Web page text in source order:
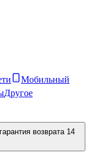
Мобильный
Другое
возврата 14